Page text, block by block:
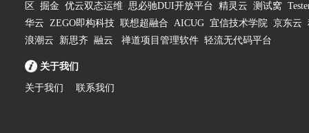
区
掘金 优云双态运维 思必驰DUI开放平台 精灵云 测试窝
华云 ZEGO即构科技 联想超融合 AICUG 宜信技术学院 京东云
浪潮云
新思齐 融云 禅道项目管理软件 轻流无代码平台
关于我们
关于我们 联系我们